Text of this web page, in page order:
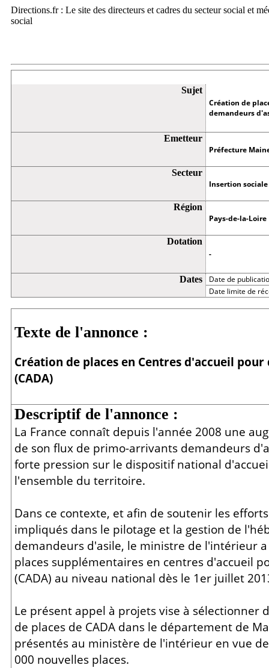
Directions.fr : Le site des directeurs et cadres du secteur social et
social
Sujet
Création de
demandeurs
Emetteur
Préfecture
Secteur
Insertion sociale
Région
Pays-de-la-Loire
Dotation
-
Dates
Date de
Date limite de
Texte de l'annonce :
Création de places en Centres d'accueil
(CADA)
Descriptif de l'annonce :
La France connaît depuis l'année 2008 une
de son flux de primo-arrivants demandeurs
forte pression sur le dispositif national
l'ensemble du territoire.
Dans ce contexte, et afin de soutenir les
impliqués dans le pilotage et la gestion de
demandeurs d'asile, le ministre de l'intérieur
places supplémentaires en centres d'accueil
(CADA) au niveau national dès le 1er juillet
Le présent appel à projets vise à sélectionner
de places de CADA dans le département de
présentés au ministère de l'intérieur en vue
000 nouvelles places.